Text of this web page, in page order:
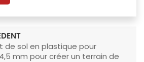
de sol en plastique pour
mm pour créer un terrain de